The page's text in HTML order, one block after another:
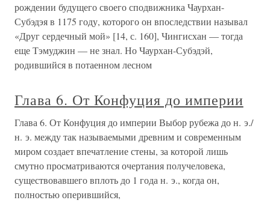
рождении будущего своего сподвижника Чаурхан-
Субэдэя в 1175 году, которого он впоследствии называл
«Друг сердечный мой» [14, с. 160], Чингисхан — тогда
еще Тэмуджин — не знал. Но Чаурхан-Субэдэй,
родившийся в потаенном лесном
Глава 6. От Конфуция до империи
Глава 6. От Конфуция до империи Выбор рубежа до н. э./
н. э. между так называемыми древним и современным
миром создает впечатление стены, за которой лишь
смутно просматриваются очертания получеловека,
существовавшего вплоть до 1 года н. э., когда он,
полностью оперившийся,